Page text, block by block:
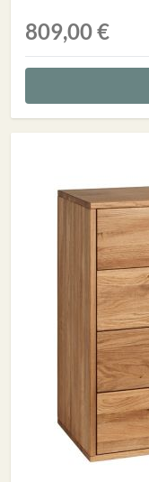
809,00 €